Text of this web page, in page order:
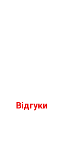
Відгуки